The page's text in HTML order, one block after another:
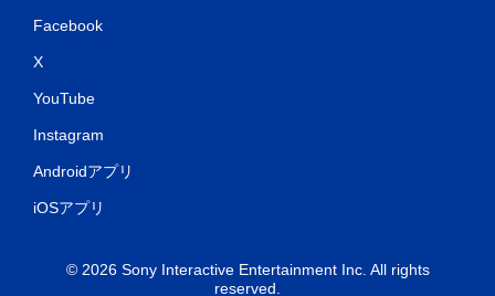
Facebook
X
YouTube
Instagram
Androidアプリ
iOSアプリ
© 2026 Sony Interactive Entertainment Inc. All rights
reserved.